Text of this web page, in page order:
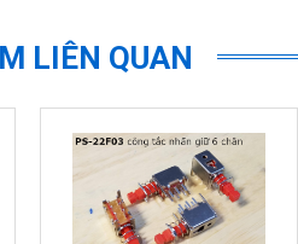
LIÊN QUAN